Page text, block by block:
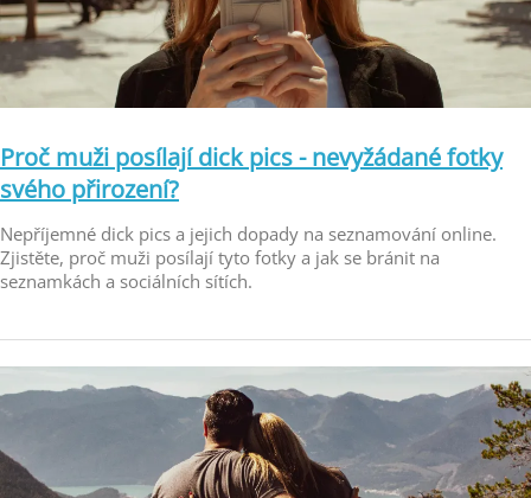
Proč muži posílají dick pics - nevyžádané fotky
svého přirození?
Nepříjemné dick pics a jejich dopady na seznamování online.
Zjistěte, proč muži posílají tyto fotky a jak se bránit na
seznamkách a sociálních sítích.